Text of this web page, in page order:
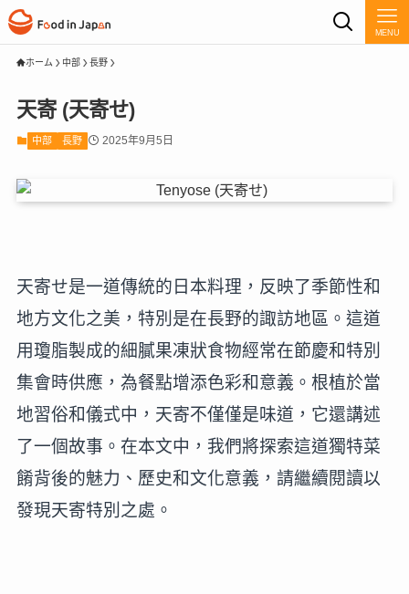
MENU
ホーム 中部 長野
天寄 (天寄せ)
中部 長野 2025年9月5日
天寄せ是一道傳統的日本料理，反映了季節性和
地方文化之美，特別是在長野的諏訪地區。這道
用瓊脂製成的細膩果凍狀食物經常在節慶和特別
集會時供應，為餐點增添色彩和意義。根植於當
地習俗和儀式中，天寄不僅僅是味道，它還講述
了一個故事。在本文中，我們將探索這道獨特菜
餚背後的魅力、歷史和文化意義，請繼續閱讀以
發現天寄特別之處。